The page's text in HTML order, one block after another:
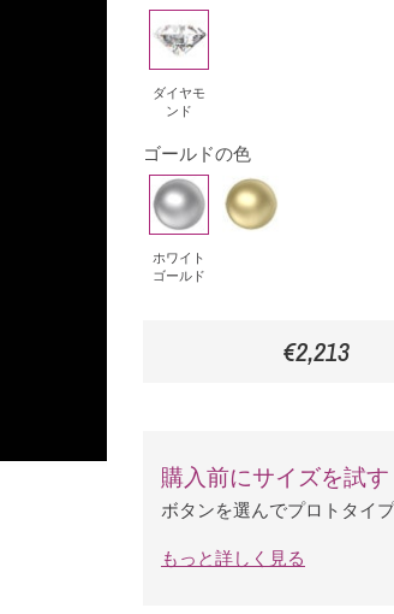
ダ
ヤ
モ
ン
ド
ダイヤモ
ンド
ゴールドの色
ホ
ワ
イ
ト
ホワイト
ゴールド
イ
エ
€2,213
購入前にサイズを試す
ボタンを選んでプロトタイ
もっと詳しく見る